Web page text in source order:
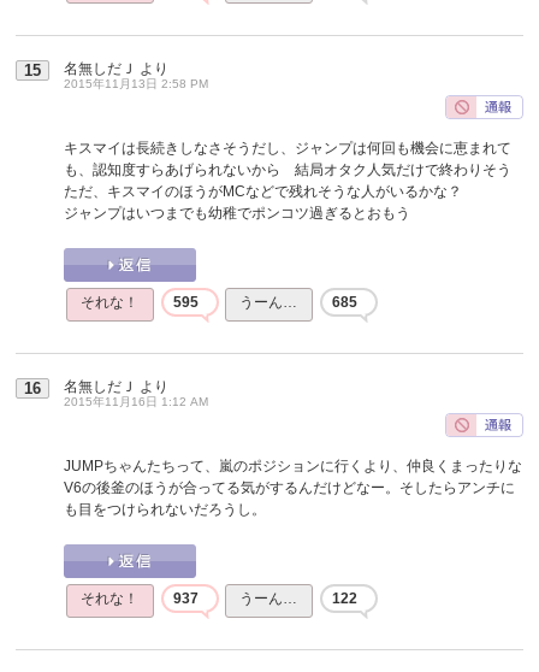
15 名無しだＪ より
2015年11月13日 2:58 PM
キスマイは長続きしなさそうだし、ジャンプは何回も機会に恵まれて
も、認知度すらあげられないから 結局オタク人気だけで終わりそう
ただ、キスマイのほうがMCなどで残れそうな人がいるかな？
ジャンプはいつまでも幼稚でポンコツ過ぎるとおもう
それな！ 595 うーん… 685
16 名無しだＪ より
2015年11月16日 1:12 AM
JUMPちゃんたちって、嵐のポジションに行くより、仲良くまったりな
V6の後釜のほうが合ってる気がするんだけどなー。そしたらアンチに
も目をつけられないだろうし。
それな！ 937 うーん… 122